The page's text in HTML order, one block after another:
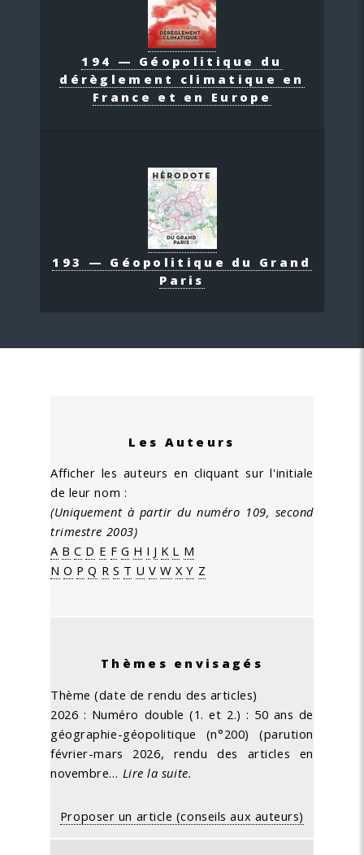
194 — Géopolitique du
dérèglement climatique en
France et en Europe
193 — Géopolitique du Grand
Paris
Les Auteurs
Afficher les auteurs en cliquant sur l'initiale
de leur nom :
(Uniquement à partir du numéro 109, second
trimestre 2003)
A B C D E F G H I J K L M
N O P Q R S T U V W X Y Z
Thèmes envisagés
Thème (date de rendu des articles)
2026 : Numéro double (1. et 2.) : 50 ans de
géographie-géopolitique (n°200) (parution
février-mars 2026, rendu des articles en
novembre… Lire la suite.
Proposer un article (conseils aux auteurs)